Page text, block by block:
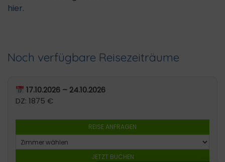
hier.
Noch verfügbare Reisezeiträume
17.10.2026 – 24.10.2026
DZ: 1875 €
REISE ANFRAGEN
JETZT BUCHEN